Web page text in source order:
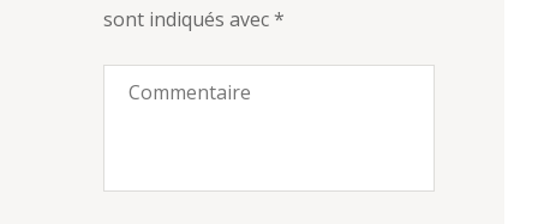
sont indiqués avec*